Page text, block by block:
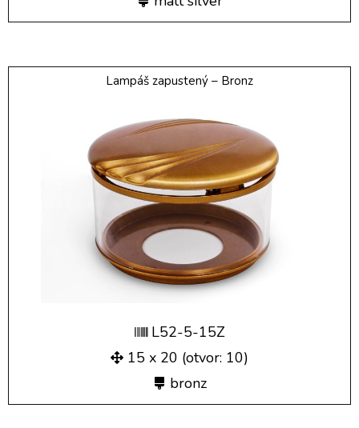
Lampáš zapustený – Bronz
L52-5-15Z
15 x 20 (otvor: 10)
bronz